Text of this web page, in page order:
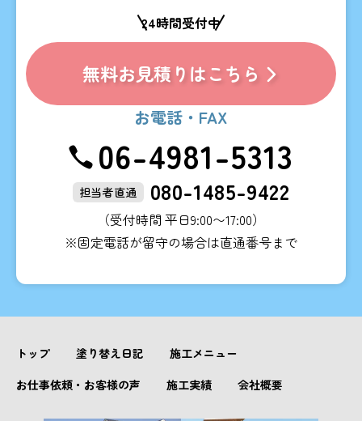
お電話・FAX
06-4981-5313
担当者直通 080-1485-9422
（受付時間 平日9:00〜17:00）
※固定電話が留守の場合は直通番号まで
24時間受付中
無料お見積りはこちら
トップ 塗り替え日記
施工メニュー
お仕事依頼・お客様の声
施工実績 会社概要